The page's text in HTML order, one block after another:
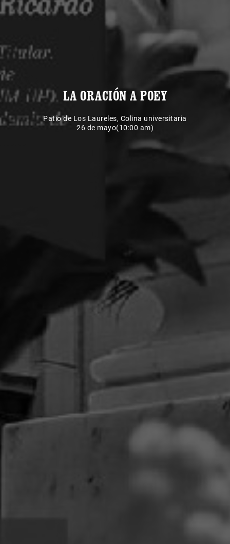
LA ORACIÓN A POEY
Patio de Los Laureles, Colina universitaria
26 de mayo(10:00 am)